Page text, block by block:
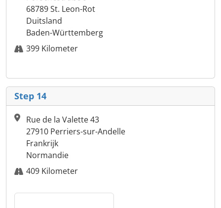
68789 St. Leon-Rot
Duitsland
Baden-Württemberg
399 Kilometer
Step 14
Rue de la Valette 43
27910 Perriers-sur-Andelle
Frankrijk
Normandie
409 Kilometer